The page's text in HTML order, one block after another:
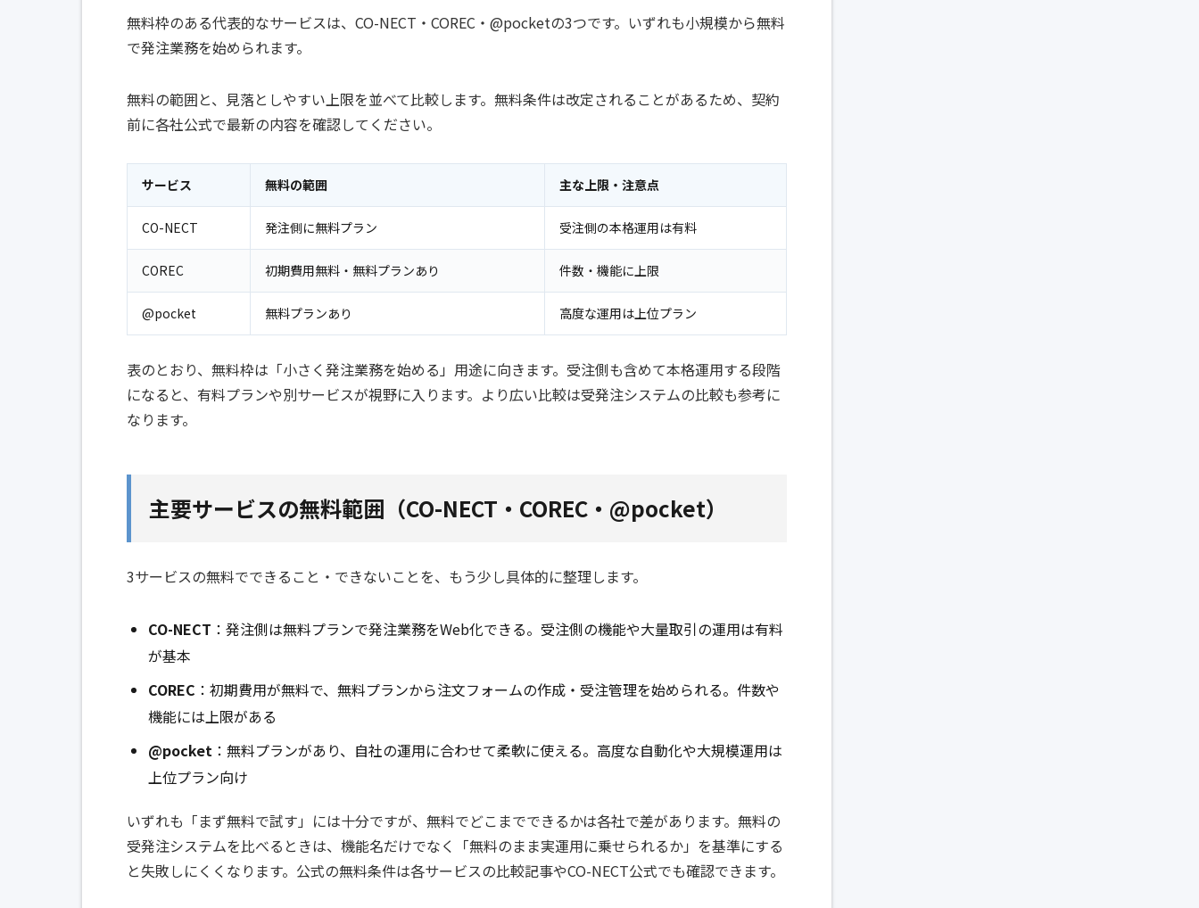
無料枠のある代表的なサービスは、CO-NECT・COREC・@pocketの3つです。いずれも小規模から無料
で発注業務を始められます。
無料の範囲と、見落としやすい上限を並べて比較します。無料条件は改定されることがあるため、契約
前に各社公式で最新の内容を確認してください。
サービス 無料の範囲 主な上限・注意点
CO-NECT 発注側に無料プラン 受注側の本格運用は有料
COREC 初期費用無料・無料プランあり 件数・機能に上限
@pocket 無料プランあり 高度な運用は上位プラン
表のとおり、無料枠は「小さく発注業務を始める」用途に向きます。受注側も含めて本格運用する段階
になると、有料プランや別サービスが視野に入ります。より広い比較は受発注システムの比較も参考に
なります。
主要サービスの無料範囲（CO-NECT・COREC・@pocket）
3サービスの無料でできること・できないことを、もう少し具体的に整理します。
CO-NECT ：発注側は無料プランで発注業務をWeb化できる。受注側の機能や大量取引の運用は有料
が基本
COREC ：初期費用が無料で、無料プランから注文フォームの作成・受注管理を始められる。件数や
機能には上限がある
@pocket ：無料プランがあり、自社の運用に合わせて柔軟に使える。高度な自動化や大規模運用は
上位プラン向け
いずれも「まず無料で試す」には十分ですが、無料でどこまでできるかは各社で差があります。無料の
受発注システムを比べるときは、機能名だけでなく「無料のまま実運用に乗せられるか」を基準にする
と失敗しにくくなります。公式の無料条件は各サービスの比較記事やCO-NECT公式でも確認できます。